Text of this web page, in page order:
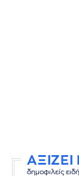
δημοφιλείς